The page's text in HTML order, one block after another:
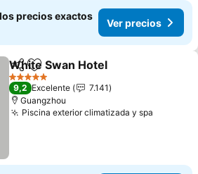
precios exactos
Ver precios
CompartirAgregar a favoritos
White Swan Hotel
5 Estrellas
9,2 Excelente
7.141
Guangzhou
Piscina exterior climatizada y spa